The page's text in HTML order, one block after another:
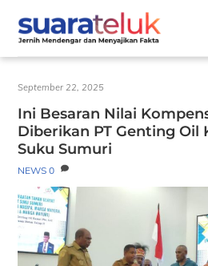
content
September 22, 2025
Ini Besaran Nilai
Diberikan PT Genting Oil
Suku Sumuri
NEWS 0